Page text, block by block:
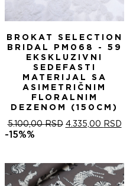
BROKAT SELECTION
BRIDAL PM068 - 59
EKSKLUZIVNI
SEDEFASTI
MATERIJAL SA
ASIMETRIČNIM
FLORALNIM
DEZENOM (150CM)
5.100,00RSD ОРИГИНАЛНА
5.100,00 RSD.
4.335,00 RSD
-15%%